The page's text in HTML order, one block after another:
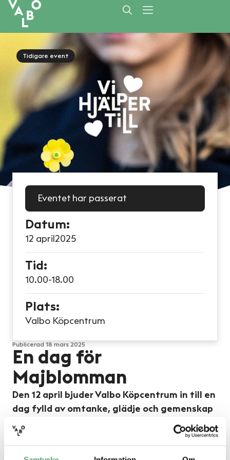
Tidigare event
Publicerad 18 mars 2025
En dag för
Majblomman
Den 12 april bjuder Valbo Köpcentrum in till en
dag fylld av omtanke, glädje och gemenskap
– allt till förmån för Majblommans viktiga
arbete för barn i Sverige. Alla barn har rätt till
Eventet har passerat
Datum:
12 april 2025
Tid:
10.00-18.00
Plats:
Valbo Köpcentrum